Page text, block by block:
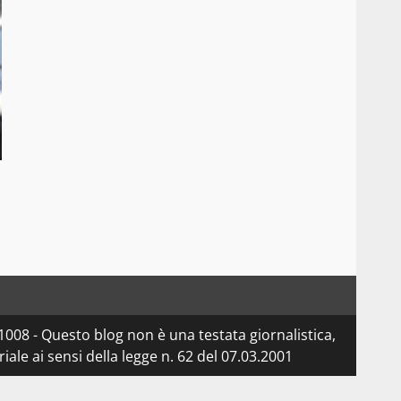
- Questo blog non è una testata giornalistica,
ai sensi della legge n. 62 del 07.03.2001